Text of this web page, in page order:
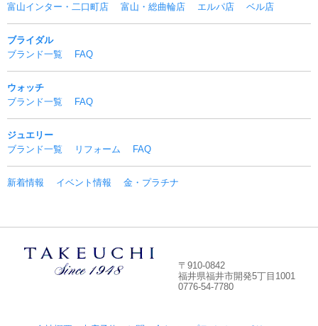
富山インター・二口町店
富山・総曲輪店 エルパ店 ベル店
ブライダル
ブランド一覧
FAQ
ウォッチ
ブランド一覧
FAQ
ジュエリー
ブランド一覧
リフォーム FAQ
新着情報 イベント情報 金・プラチナ
〒910-0842
福井県福井市開発5丁目1001
0776-54-7780